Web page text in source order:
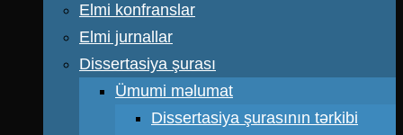
Elmi konfranslar
Elmi jurnallar
Dissertasiya şurası
Ümumi məlumat
Dissertasiya şurasının tərkibi